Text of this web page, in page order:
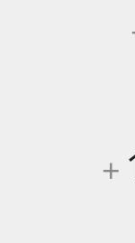
+